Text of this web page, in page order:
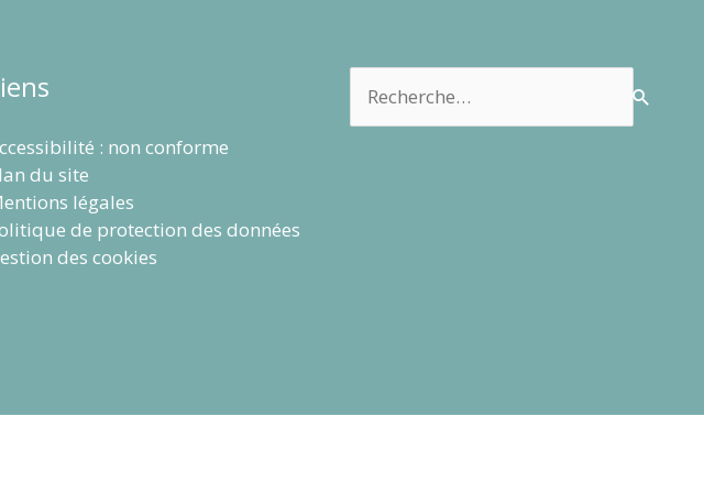
: non conforme
du site
légales
de protection des données
des cookies